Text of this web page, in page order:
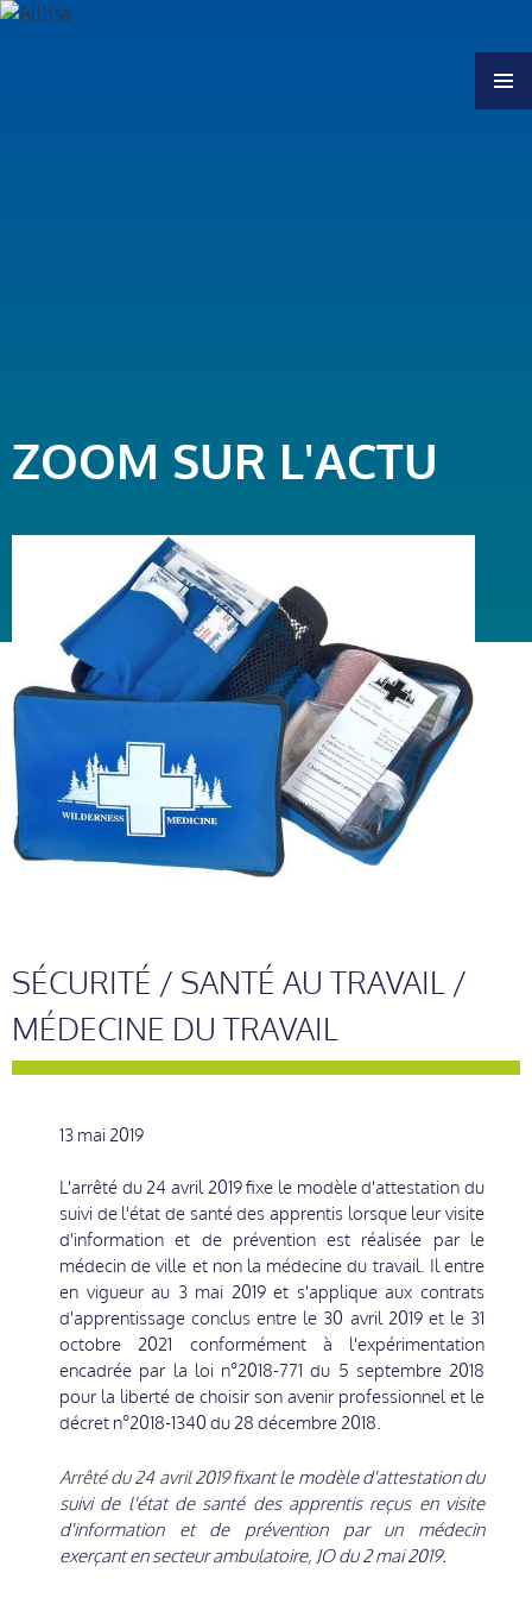
ZOOM SUR L'ACTU
SÉCURITÉ / SANTÉ AU TRAVAIL /
MÉDECINE DU TRAVAIL
13 mai 2019
L'arrêté du 24 avril 2019 fixe le modèle d'attestation du
suivi de l'état de santé des apprentis lorsque leur visite
d'information et de prévention est réalisée par le
médecin de ville et non la médecine du travail. Il entre
en vigueur au 3 mai 2019 et s'applique aux contrats
d'apprentissage conclus entre le 30 avril 2019 et le 31
octobre 2021 conformément à l'expérimentation
encadrée par la loi n°2018-771 du 5 septembre 2018
pour la liberté de choisir son avenir professionnel et le
décret n°2018-1340 du 28 décembre 2018.
Arrêté du 24 avril 2019 fixant le modèle d'attestation du
suivi de l'état de santé des apprentis reçus en visite
d'information et de prévention par un médecin
exerçant en secteur ambulatoire, JO du 2 mai 2019.